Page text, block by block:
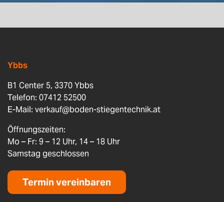
Ybbs
B1 Center 5, 3370 Ybbs
Telefon: 07412 52500
E-Mail: verkauf@boden-stiegentechnik.at
Öffnungszeiten:
Mo – Fr: 9 – 12 Uhr, 14 – 18 Uhr
Samstag geschlossen
Termin vereinbaren